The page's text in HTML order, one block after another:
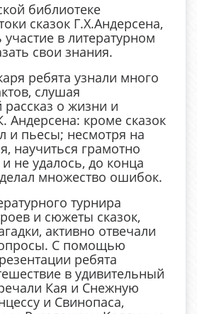
библиотеке
сказок Г.Х.Андерсена,
в литературном
свои знания.
ребята узнали много
слушая
рассказ о жизни и
Андерсена: кроме сказок
и пьесы; несмотря на
научиться грамотно
не удалось, до конца
множество ошибок.
турнира
и сюжеты сказок,
активно отвечали
С помощью
ребята
в удивительный
Кая и Снежную
и Свинопаса,